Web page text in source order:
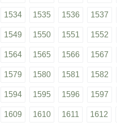
1534 1535 1536 1537
1549 1550 1551 1552
1564 1565 1566 1567
1579 1580 1581 1582
1594 1595 1596 1597
1609 1610 1611 1612